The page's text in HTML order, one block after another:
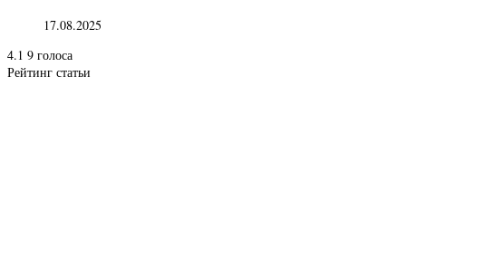
17.08.2025
4.1 9 голоса
Рейтинг статьи